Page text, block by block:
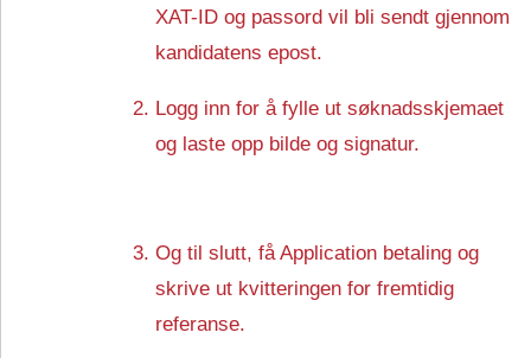
XAT-ID og passord vil bli sendt gjennom
kandidatens epost.
Logg inn for å fylle ut søknadsskjemaet
og laste opp bilde og signatur.
Og til slutt, få Application betaling og
skrive ut kvitteringen for fremtidig
referanse.